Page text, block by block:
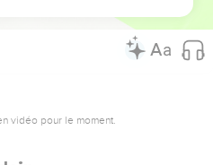
vidéo pour le moment.